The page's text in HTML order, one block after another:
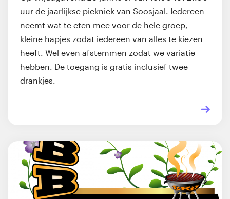
uur de jaarlijkse picknick van Soosjaal. Iedereen
neemt wat te eten mee voor de hele groep,
kleine hapjes zodat iedereen van alles te kiezen
heeft. Wel even afstemmen zodat we variatie
hebben. De toegang is gratis inclusief twee
drankjes.